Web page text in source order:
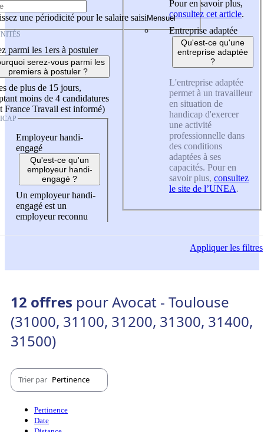
une périodicité pour le salaire saisi
parmi les 1ers à postuler
serez-vous parmi les
premiers à postuler ?
de plus de 15 jours,
moins de 4 candidatures
France Travail est informé)
Employeur handi-
engagé
Qu'est-ce qu'un
employeur handi-
engagé ?
Un employeur handi-
engagé est un
employeur reconnu
Pour en savoir plus,
consultez cet article.
Entreprise adaptée
Qu'est-ce qu'une
entreprise adaptée
?
L'entreprise adaptée
permet à un travailleur
en situation de
handicap d'exercer
une activité
professionnelle dans
des conditions
adaptées à ses
capacités. Pour en
savoir plus, consultez
le site de l’UNEA.
Appliquerles filtres
12 offres pour Avocat - Toulouse
(31000, 31100, 31200, 31300, 31400,
31500)
Trier par Pertinence
Pertinence
Date